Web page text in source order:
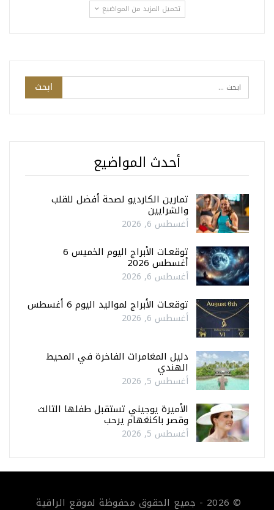
تحميل المزيد من المواضيع
أحدث المواضيع
تمارين الكارديو لصحة أفضل للقلب
والشرايين
أغسطس 6, 2026
توقعـات الأبراج اليوم الخميس 6
أغسطس 2026
أغسطس 6, 2026
توقعـات الأبراج لمواليد اليوم 6 أغسطس
أغسطس 6, 2026
دليل المغامرات الفاخرة في المحيط
الهندي
أغسطس 5, 2026
الأميرة يوجيني تستقبل طفلها الثالث
وقصر باكنغهام يرحب
أغسطس 5, 2026
© 2026 - جميع الحقوق محفوظة لموقع الراقية